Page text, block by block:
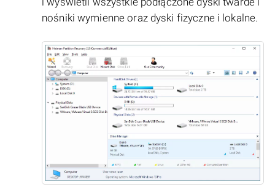
nośniki wymienne oraz dyski fizyczne i lokalne.